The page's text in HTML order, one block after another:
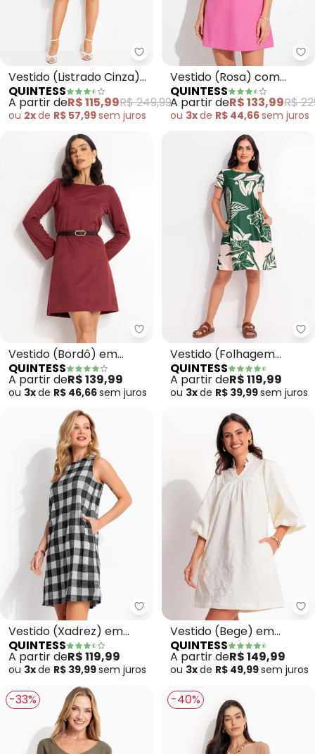
Quintess - Vestido (Listrado
Vestido (Listrado Cinza)
em Plano de Alfaiataria
QUINTESS
A partir deR$ 115,99R$ 249,99
ou 2xde R$ 57,99sem juros
Vestido (Rosa) com
Mangas Bufantes em
Tricoline
QUINTESS
A partir deR$ 133,99R$
ou 3xde R$ 44,66sem juros
Quintess - Vestido (Bordô) em
Vestido (Bordô) em
Malha Suede Encorpada
QUINTESS
A partir deR$ 139,99
ou 3xde R$ 46,66sem juros
Vestido (Folhagem
Verde) em Malha
Texturizada
QUINTESS
A partir deR$ 119,99
ou 3xde R$ 39,99sem juros
Quintess - Vestido (Xadrez)
Vestido (Xadrez) em
Malha Flanela
QUINTESS
A partir deR$ 119,99
ou 3xde R$ 39,99sem juros
Vestido (Bege) em
Jacquard de Poliéster
QUINTESS
A partir deR$ 149,99
ou 3xde R$ 49,99sem juros
-33% -40%